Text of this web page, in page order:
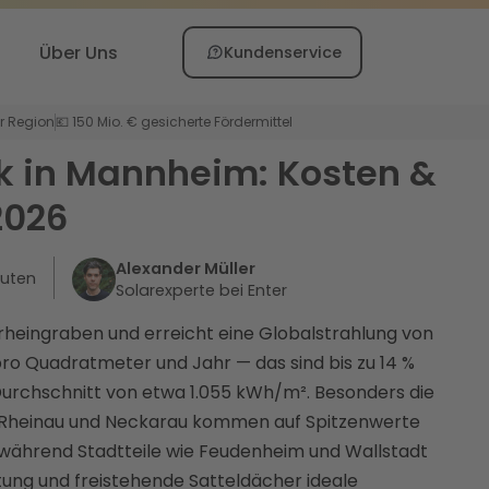
Über Uns Kundenservice
Region💶 150 Mio. € gesicherte Fördermittel
in Mannheim: Kosten &
Alexander Müller
Solarexperte bei Enter
und erreicht eine Globalstrahlung von
Quadratmeter und Jahr — das sind bis zu 14 %
von etwa 1.055 kWh/m². Besonders die
und Neckarau kommen auf Spitzenwerte
während Stadtteile wie Feudenheim und Wallstadt
und freistehende Satteldächer ideale